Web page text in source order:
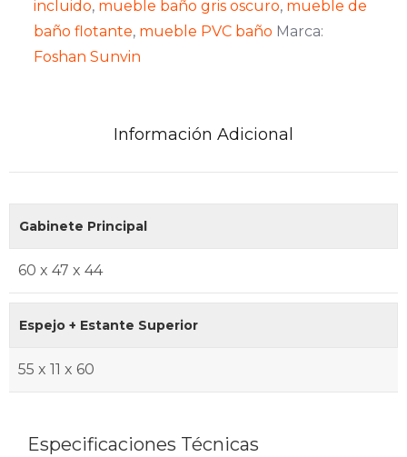
incluido, mueble baño gris oscuro, mueble de
baño flotante, mueble PVC baño Marca:
Foshan Sunvin
Información Adicional
Gabinete Principal
60 x 47 x 44
Espejo + Estante Superior
55 x 11 x 60
Especificaciones Técnicas